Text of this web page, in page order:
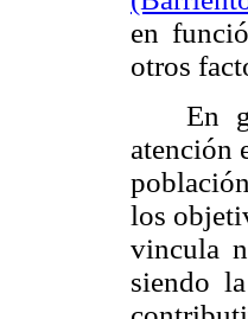
en
otros
En
atención
los
vincula
siendo